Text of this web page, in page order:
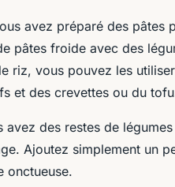
avez préparé des
pâtes froide avec des
riz, vous pouvez les
et des crevettes ou du
avez des restes de
Ajoutez simplement un
onctueuse.